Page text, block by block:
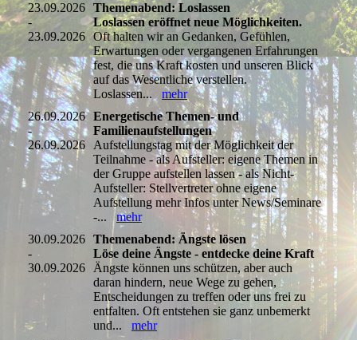
23.09.2026
-
23.09.2026
Themenabend: Loslassen
Loslassen eröffnet neue Möglichkeiten.
Oft halten wir an Gedanken, Gefühlen,
Erwartungen oder vergangenen Erfahrungen
fest, die uns Kraft kosten und unseren Blick
auf das Wesentliche verstellen.
Loslassen... mehr
26.09.2026
-
26.09.2026
Energetische Themen- und
Familienaufstellungen
Aufstellungstag mit der Möglichkeit der
Teilnahme - als Aufsteller: eigene Themen in
der Gruppe aufstellen lassen - als Nicht-
Aufsteller: Stellvertreter ohne eigene
Aufstellung mehr Infos unter News/Seminare
-...mehr
30.09.2026
-
30.09.2026
Themenabend: Ängste lösen
Löse deine Ängste - entdecke deine Kraft
Ängste können uns schützen, aber auch
daran hindern, neue Wege zu gehen,
Entscheidungen zu treffen oder uns frei zu
entfalten. Oft entstehen sie ganz unbemerkt
und... mehr